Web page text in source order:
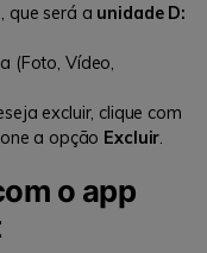
que será a unidade D:
(Foto, Vídeo,
excluir, clique com
a opção Excluir.
o app